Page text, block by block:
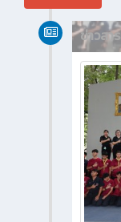
ข่าวสาร